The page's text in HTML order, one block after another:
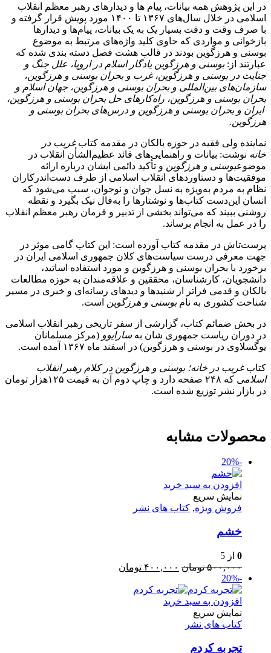
در این پژوهش همه بیانات، پیام ها و دیدارهای رهبر معظم انقلاب
اسلامی در خلال سال‌های ۱۳۶۷ تا ۱۴۰۰ مورد پویش قرار گرفته و
با صرف وقت و دقت بسیار یک به یک بیانات، پیام‌ها و دیدارها
بازخوانی و مواردی که حاوی کلید واژه‌های مرتبط به موضوع
بوسنی و هرزگوین بودند در قالب هشت فصل دسته بندی شده که
عبارتند از:بوسنی و هرزگوین یادگار اسلام در اروپا، علل جنگ و
جنایت در بوسنی و هرزگوین، غرب و بحران بوسنی و هرزگوین،
سازمان‌های بین‌المللی و بحران بوسنی و هرزگوین، جهان اسلام و
بحران بوسنی و هرزگوین، راه‌کارهای حل بحران بوسنی و هرزگوین،
ایران و بحران بوسنی و هرزگوین و درس‌های بحران بوسنی و
هرزگوین.
نماینده ولی فقیه در حوزه بالکان در مقدمه کتابغریب در
خانه نوشت: بیانات و راهنمایی‌های قائد عظیم‌الشأن انقلاب در
موضوعبوسنی و هرزگوین و تأکید دائمی ایشان درباره ارائه
موفقیت‌ها و دستاوردهای انقلاب اسلامی از طرف دست‌اندرکاران
نظام به مردم به‌ویژه به نسل جوان و نوجوان، سبب می‌شود که
انسان این‌دست کتاب‌ها و نوشتارها را به‌فال نیک بگیرد و نقطه
روشنی ببیند که می‌تواند بخشی از تدبیر و فرمان رهبر معظم انقلاب
را در عمل به انجام برساند.
پرست‌تاش در مقدمه کتاب آورده است: این کتاب گامی موثر در
جهت معرفی درست سیاست‌های کلان جمهوری اسلامی ایران در
برخورد با بحران بوسنی و هرزگوین و مورد استفاده اساتید،
دانشجویان، کارشناسان، محققین و علاقه‌مندان به حوزه مطالعات
بالکان و قدمی فراتر از شنیدها و دیدهای رسانه‌ای و خبری در مسیر
شناخت کشوری به نامبوسنی و هرزگوین است.
در بخش ضمائم کتاب، گزارشی از سفر تاریخی رهبر انقلاب اسلامی
در دوران ریاست جمهوری شان بهسارایوو (مرکز مسلمانان
یوگسلاوی در بوسنی و هرزگوین) در اسفند ماه ۱۳۶۷ آمده است.
کتابغریب در خانه؛ بوسنی و هرزگوین در کلام رهبر انقلاب
اسلامی
که ۲۴۸ صفحه دارد و چاپ دوم آن به قیمت ۱۲۵هزار تومان
در بازار نشر توزیع شده است.
محصولات مشابه
-20%
افزودن به سبد خرید
نمایش سریع
فروش ویژه, کتاب های نشر
خشم
0 از 5
۵۰۰,۰۰۰ تومان قیمت
۵۰۰,۰۰۰ تومان
بود.
۴۰۰,۰۰۰ تومان
-20%
افزودن به سبد خرید
نمایش سریع
کتاب های نشر
تجربه کردم